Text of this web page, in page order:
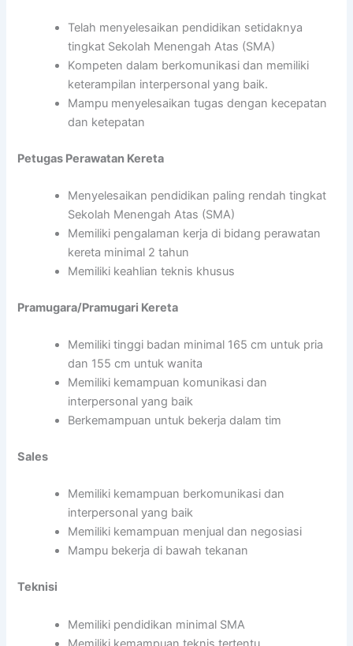
Telah menyelesaikan pendidikan setidaknya
tingkat Sekolah Menengah Atas (SMA)
Kompeten dalam berkomunikasi dan memiliki
keterampilan interpersonal yang baik.
Mampu menyelesaikan tugas dengan kecepatan
dan ketepatan
Petugas Perawatan Kereta
Menyelesaikan pendidikan paling rendah tingkat
Sekolah Menengah Atas (SMA)
Memiliki pengalaman kerja di bidang perawatan
kereta minimal 2 tahun
Memiliki keahlian teknis khusus
Pramugara/Pramugari Kereta
Memiliki tinggi badan minimal 165 cm untuk pria
dan 155 cm untuk wanita
Memiliki kemampuan komunikasi dan
interpersonal yang baik
Berkemampuan untuk bekerja dalam tim
Sales
Memiliki kemampuan berkomunikasi dan
interpersonal yang baik
Memiliki kemampuan menjual dan negosiasi
Mampu bekerja di bawah tekanan
Teknisi
Memiliki pendidikan minimal SMA